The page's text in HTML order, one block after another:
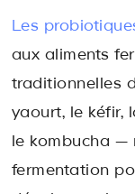
Les
aux aliments
traditionnelles
yaourt, le kéfir,
le kombucha —
fermentation